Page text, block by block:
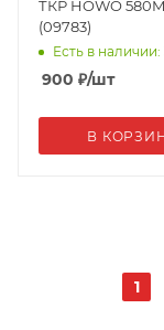
ТКР HOWO
(09783)
Есть в наличии:
900 ₽/шт
В
1